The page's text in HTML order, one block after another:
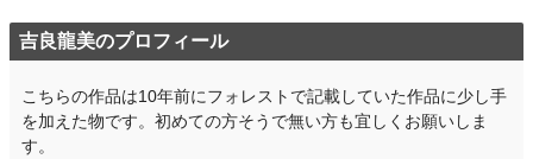
吉良龍美のプロフィール
こちらの作品は10年前にフォレストで記載していた作品に少し手
を加えた物です。初めての方そうで無い方も宜しくお願いしま
す。